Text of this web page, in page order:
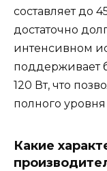
составляет до
достаточно
интенсивном
поддерживает
120 Вт, что
полного
Какие